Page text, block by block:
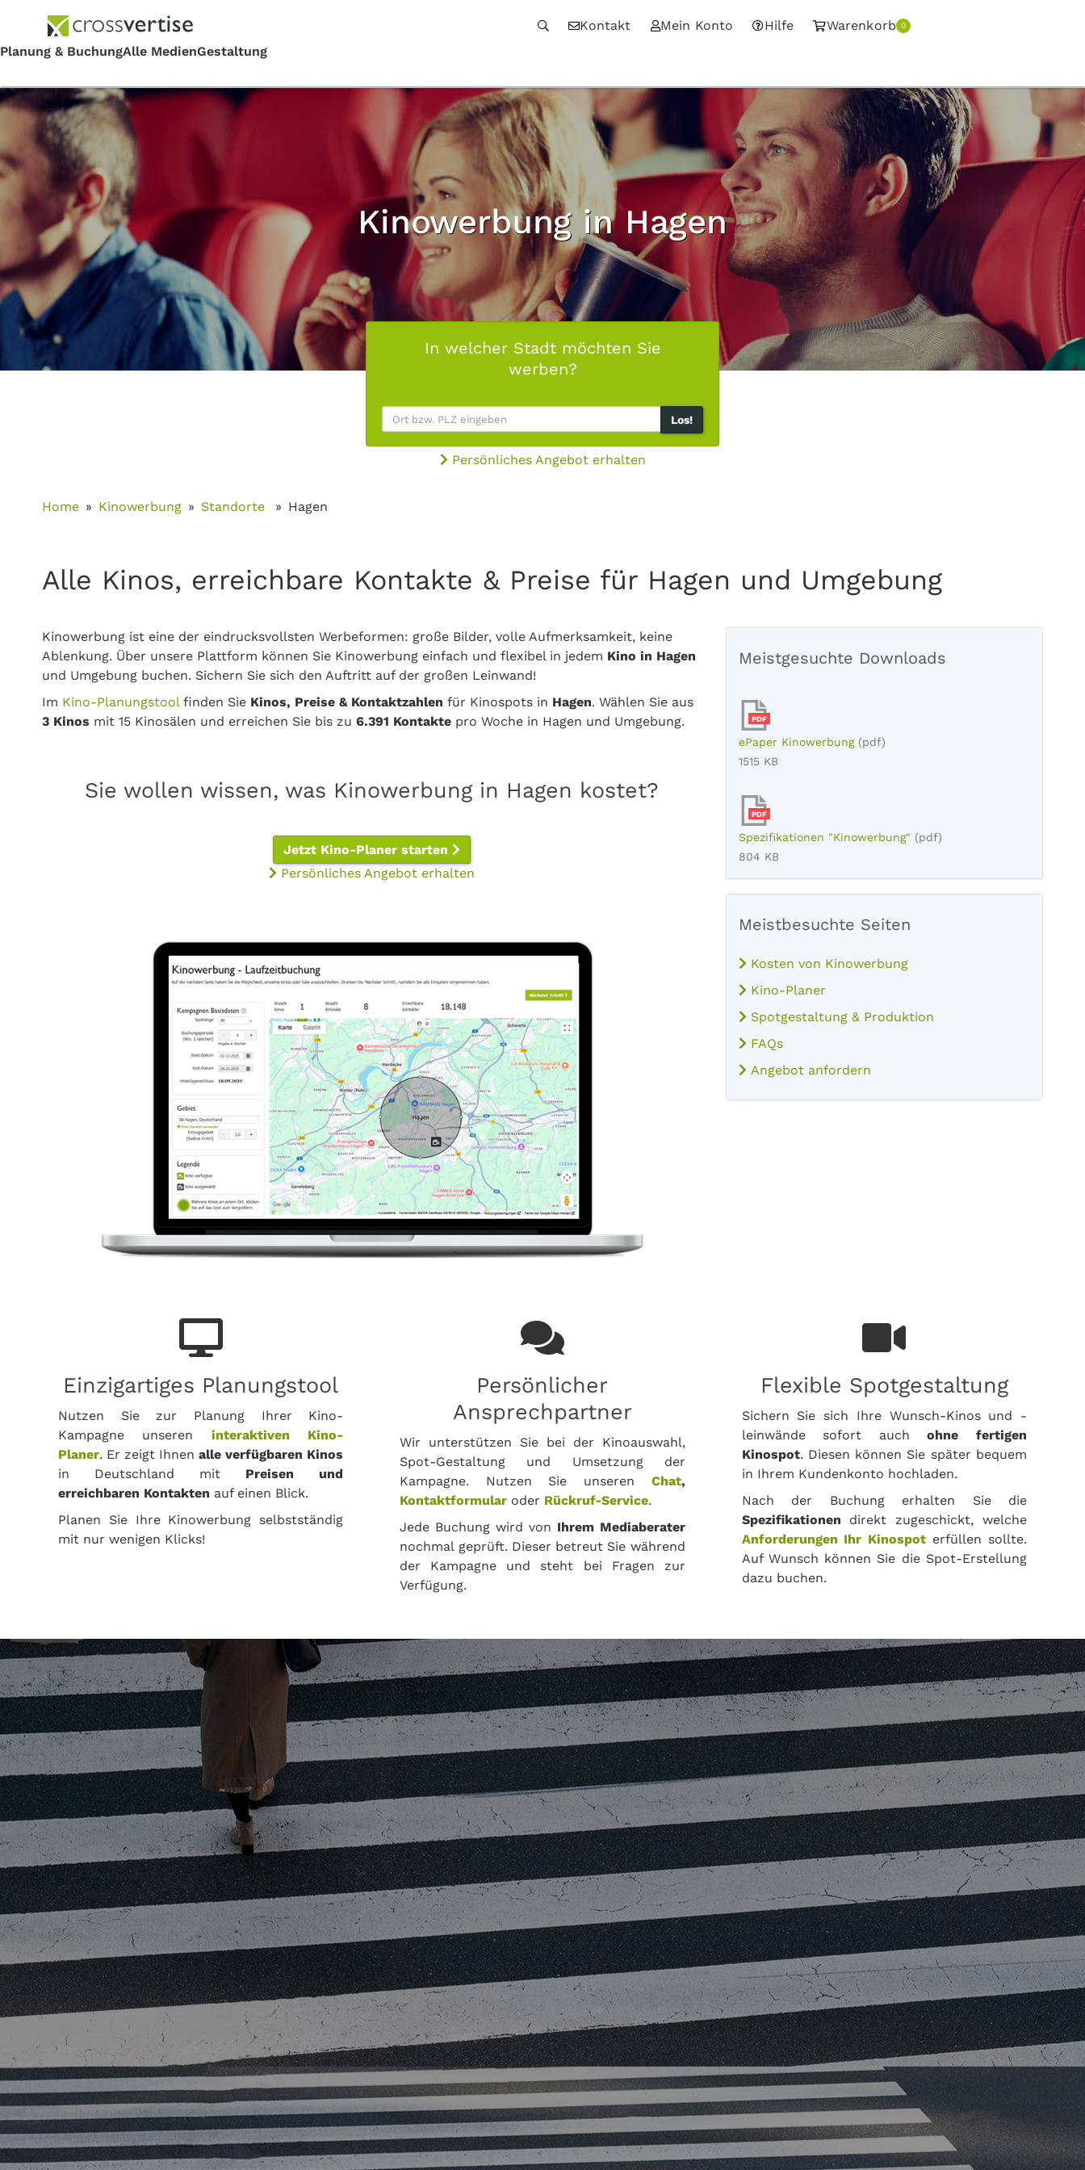
Kontakt Mein Konto Hilfe Warenkorb 0
Kinowerbung in Hagen
In welcher Stadt möchten Sie
werben?
Los!
Persönliches Angebot erhalten
Home Kinowerbung Standorte Hagen
Alle Kinos, erreichbare Kontakte & Preise für Hagen und Umgebung
Kinowerbung ist eine der eindrucksvollsten Werbeformen: große Bilder, volle Aufmerksamkeit, keine
Ablenkung. Über unsere Plattform können Sie Kinowerbung einfach und flexibel in jedem Kino in Hagen
und Umgebung buchen. Sichern Sie sich den Auftritt auf der großen Leinwand!
Im Kino-Planungstoolfinden Sie Kinos, Preise & Kontaktzahlen für Kinospots in Hagen. Wählen Sie aus
3 Kinos mit 15 Kinosälen und erreichen Sie bis zu 6.391 Kontakte pro Woche in Hagen und Umgebung.
Sie wollen wissen, was Kinowerbung in Hagen kostet?
Jetzt Kino-Planer starten
Persönliches Angebot erhalten
Meistgesuchte Downloads
PDF
ePaper Kinowerbung (pdf)
1515 KB
PDF
Spezifikationen "Kinowerbung" (pdf)
804 KB
Meistbesuchte Seiten
Kosten von Kinowerbung
Kino-Planer
Spotgestaltung & Produktion
FAQs
Angebot anfordern
Einzigartiges Planungstool
Nutzen Sie zur Planung Ihrer Kino-
Kampagne unseren interaktiven Kino-
Planer. Er zeigt Ihnenalle verfügbaren Kinos
in Deutschland mit Preisen und
erreichbaren Kontakten auf einen Blick.
Planen Sie Ihre Kinowerbung selbstständig
mit nur wenigen Klicks!
Persönlicher
Ansprechpartner
Wir unterstützen Sie bei der Kinoauswahl,
Spot-Gestaltung und Umsetzung der
Kampagne. Nutzen Sie unseren Chat,
Kontaktformular oder Rückruf-Service.
Jede Buchung wird von Ihrem Mediaberater
nochmal geprüft. Dieser betreut Sie während
der Kampagne und steht bei Fragen zur
Verfügung.
Flexible Spotgestaltung
Sichern Sie sich Ihre Wunsch-Kinos und -
leinwände sofort auchohne fertigen
Kinospot. Diesen können Sie später bequem
in Ihrem Kundenkonto hochladen.
Nach der Buchung erhalten Sie die
Spezifikationen direkt zugeschickt, welche
Anforderungen Ihr Kinospot erfüllen sollte.
Auf Wunsch können Sie die Spot-Erstellung
dazu buchen.